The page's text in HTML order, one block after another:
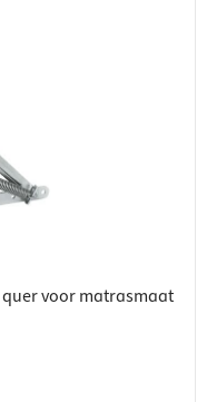
voor matrasmaat